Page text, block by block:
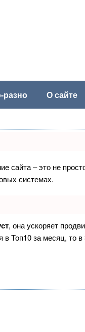
разно О сайте
сайта – это не
системах.
, она ускоряет
в Топ10 за месяц, то в